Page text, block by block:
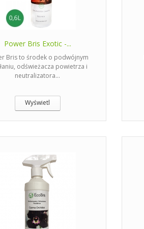
Power Bris Exotic -...
Bris to środek o podwójnym
odświeżacza powietrza i
neutralizatora...
Wyświetl